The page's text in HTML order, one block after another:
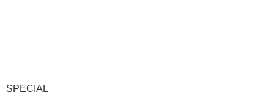
SPECIAL